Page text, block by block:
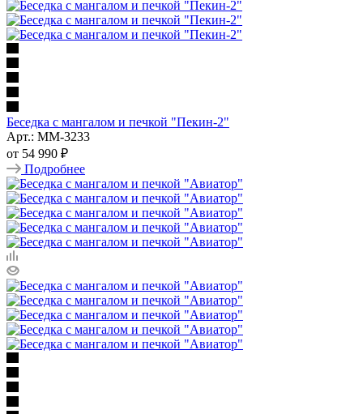
Беседка с мангалом и печкой "Пекин-2"
Арт.: ММ-3233
от 54 990 ₽
Подробнее